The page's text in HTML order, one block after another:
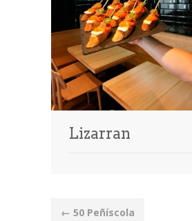
Lizarran
Post
← 50 Peñíscola